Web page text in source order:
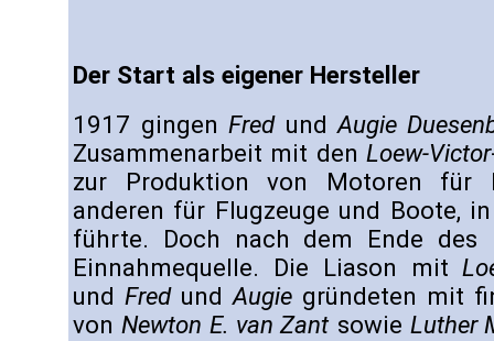
Der Start als eigener Hersteller
1917 gingen FredundAugie
Zusammenarbeit mit denLoew-Victor
zur Produktion von Motoren für
anderen für Flugzeuge und Boote,
führte. Doch nach dem Ende des
Einnahmequelle. Die Liason mit
und FredundAugie gründeten mit
vonNewton E. van Zantsowie Luther